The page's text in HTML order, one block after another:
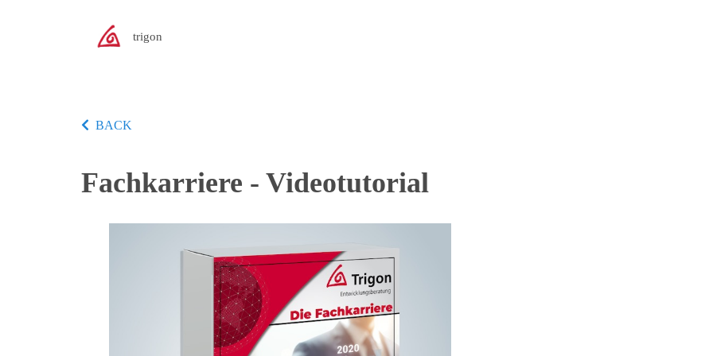
trigon
BACK
Fachkarriere - Videotutorial